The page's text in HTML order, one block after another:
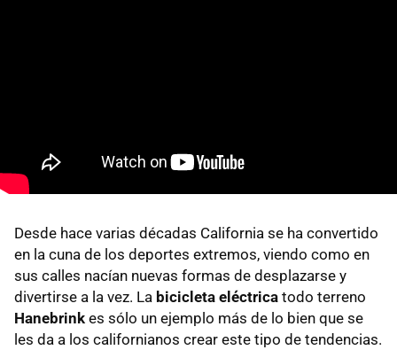
Desde hace varias décadas California se ha convertido
en la cuna de los deportes extremos, viendo como en
sus calles nacían nuevas formas de desplazarse y
divertirse a la vez. La bicicleta eléctrica todo terreno
Hanebrink es sólo un ejemplo más de lo bien que se
les da a los californianos crear este tipo de tendencias.